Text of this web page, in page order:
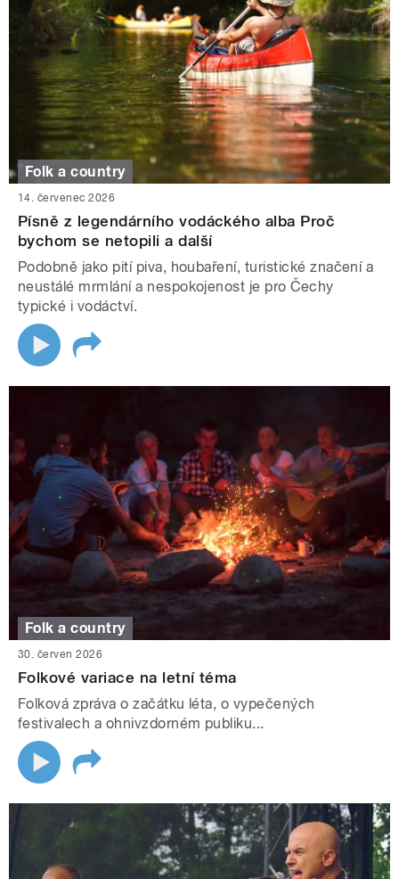
Folk a country
14. červenec 2026
Písně z legendárního vodáckého alba Proč
bychom se netopili a další
Podobně jako pití piva, houbaření, turistické značení a
neustálé mrmlání a nespokojenost je pro Čechy
typické i vodáctví.
Folk a country
30. červen 2026
Folkové variace na letní téma
Folková zpráva o začátku léta, o vypečených
festivalech a ohnivzdorném publiku...